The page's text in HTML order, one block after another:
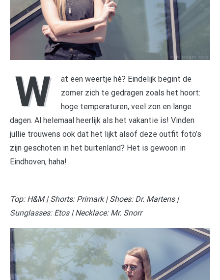
W
at een weertje hè? Eindelijk begint de
zomer zich te gedragen zoals het hoort:
hoge temperaturen, veel zon en lange
dagen. Al helemaal heerlijk als het vakantie is! Vinden
jullie trouwens ook dat het lijkt alsof deze outfit foto’s
zijn geschoten in het buitenland? Het is gewoon in
Eindhoven, haha!
Top: H&M | Shorts: Primark | Shoes: Dr. Martens |
Sunglasses: Etos | Necklace: Mr. Snorr